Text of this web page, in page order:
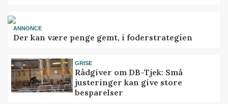
ANNONCE
Der kan være penge gemt, i foderstrategien
GRISE
Rådgiver om DB-Tjek: Små
justeringer kan give store
besparelser